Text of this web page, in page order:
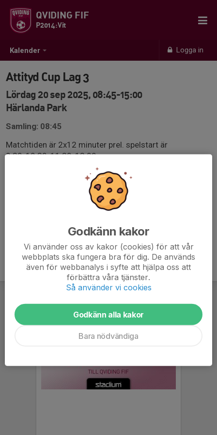
Kalender Logga in
QVIDING FIF
P2014:Vit
Attityd Cup Lag 3
Lördag 20 sep 2025, 08:45-15:00
Härlanda Park
Samling: 08:45
Matchtiden är 2x12 minuter prel. spelstart är
9.30, 10.30, 11.30, 13.00
attitydcup.cups.nu/2025/result/team/64104928
Godkänn kakor
Vi använder oss av kakor (cookies) för att vår
webbplats ska fungera bra för dig. De används
även för webbanalys i syfte att hjälpa oss att
förbättra våra tjänster.
Så använder vi cookies
Godkänn alla kakor
Bara nödvändiga